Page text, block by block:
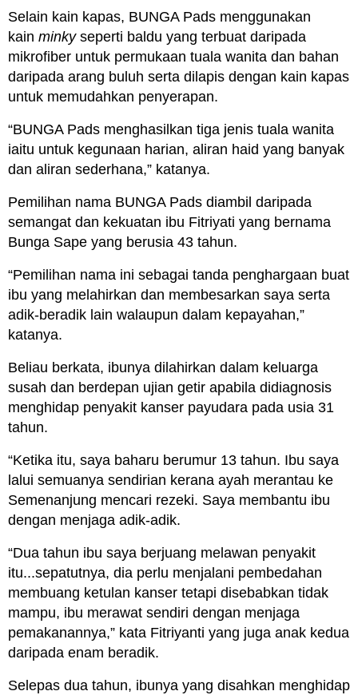
Selain kain kapas, BUNGA Pads menggunakan
kain minky seperti baldu yang terbuat daripada
mikrofiber untuk permukaan tuala wanita dan bahan
daripada arang buluh serta dilapis dengan kain kapas
untuk memudahkan penyerapan.
“BUNGA Pads menghasilkan tiga jenis tuala wanita
iaitu untuk kegunaan harian, aliran haid yang banyak
dan aliran sederhana,” katanya.
Pemilihan nama BUNGA Pads diambil daripada
semangat dan kekuatan ibu Fitriyati yang bernama
Bunga Sape yang berusia 43 tahun.
“Pemilihan nama ini sebagai tanda penghargaan buat
ibu yang melahirkan dan membesarkan saya serta
adik-beradik lain walaupun dalam kepayahan,”
katanya.
Beliau berkata, ibunya dilahirkan dalam keluarga
susah dan berdepan ujian getir apabila didiagnosis
menghidap penyakit kanser payudara pada usia 31
tahun.
“Ketika itu, saya baharu berumur 13 tahun. Ibu saya
lalui semuanya sendirian kerana ayah merantau ke
Semenanjung mencari rezeki. Saya membantu ibu
dengan menjaga adik-adik.
“Dua tahun ibu saya berjuang melawan penyakit
itu...sepatutnya, dia perlu menjalani pembedahan
membuang ketulan kanser tetapi disebabkan tidak
mampu, ibu merawat sendiri dengan menjaga
pemakanannya,” kata Fitriyanti yang juga anak kedua
daripada enam beradik.
Selepas dua tahun, ibunya yang disahkan menghidap